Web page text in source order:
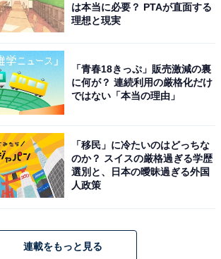
は本当に必要？ PTAが直面する
理想と現実
「青春18きっぷ」販売激減の裏
に何が？ 連続利用の厳格化だけ
ではない「本当の理由」
「移民」に冷たいのはどっちな
のか？ スイスの厳格過ぎる学歴
選別と、日本の曖昧過ぎる外国
人政策
連載をもっと見る